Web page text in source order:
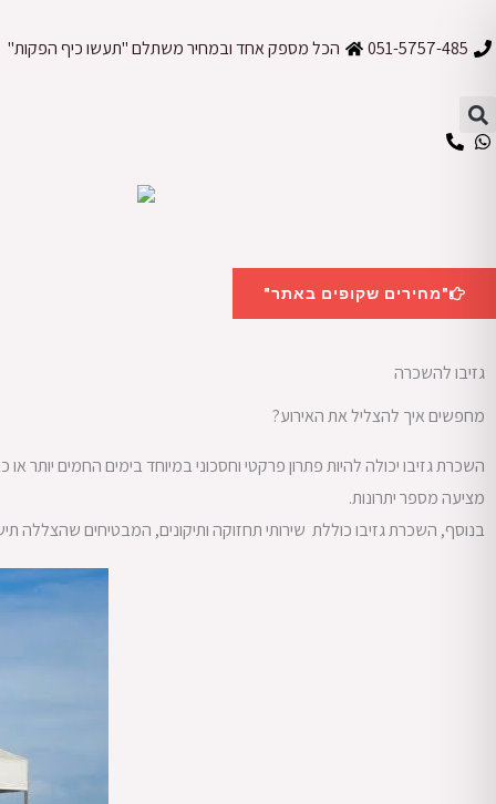
לתוכן051-5757-485 הכל מספק אחד ובמחיר משתלם "תעשו כיף הפקות"
"מחירים שקופים באתר"
גזיבו להשכרה
מחפשים איך להצליל את האירוע?
השכרת גזיבו יכולה להיות פתרון פרקטי וחסכוני במיוחד בימים החמים
מציעה מספר יתרונות.
בנוסף, השכרת גזיבו כוללת שירותי תחזוקה ותיקונים, המבטיחים שהצללה